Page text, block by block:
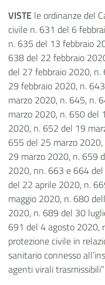
VISTE le ordinanze del
civile n. 631 del 6
n. 635 del 13 febbraio
638 del 22 febbraio
del 27 febbraio 2020,
29 febbraio 2020, n.
marzo 2020, n. 645, n.
marzo 2020, n. 650 del
2020, n. 652 del 19
655 del 25 marzo
29 marzo 2020, n. 659
2020, nn. 663 e 664
del 22 aprile 2020, n.
maggio 2020, n. 680
2020, n. 689 del 30
691 del 4 agosto 2020,
protezione civile in
sanitario connesso
agenti virali